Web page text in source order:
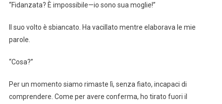
“Fidanzata? È impossibile—io sono sua moglie!”
Il suo volto è sbiancato. Ha vacillato mentre elaborava le mie
parole.
“Cosa?”
Per un momento siamo rimaste lì, senza fiato, incapaci di
comprendere. Come per avere conferma, ho tirato fuori il